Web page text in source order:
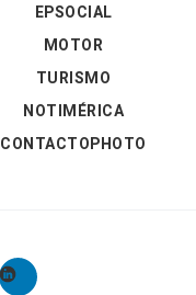
EPSOCIAL
MOTOR
TURISMO
NOTIMÉRICA
CONTACTOPHOTO